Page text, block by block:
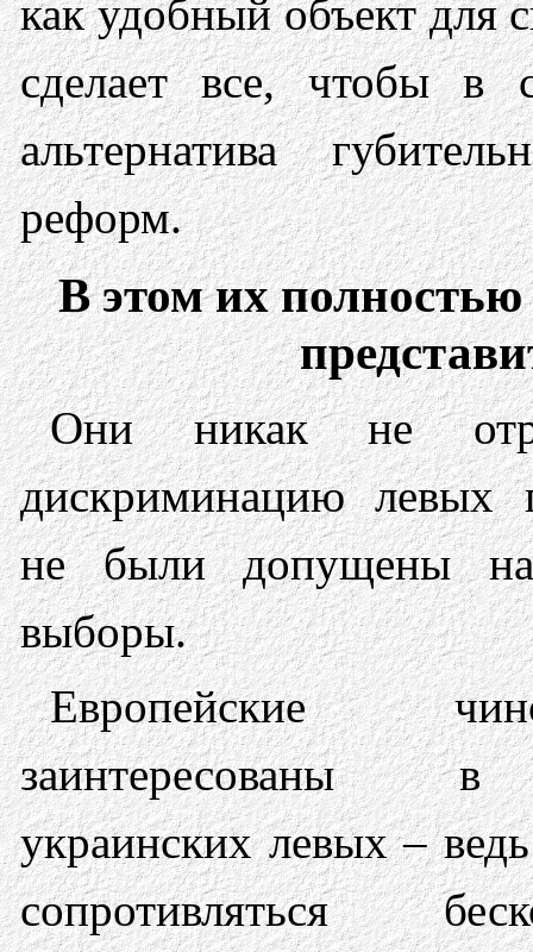
как удобный объект для
сделает все, чтобы в
альтернатива
реформ.
В этом их
Они никак не
дискриминацию левых
не были допущены на
выборы.
Европейские
заинтересованы в
украинских левых –
сопротивляться